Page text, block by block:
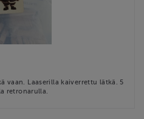
vaan. Laaserilla kaiverrettu lätkä. 5
retronarulla.